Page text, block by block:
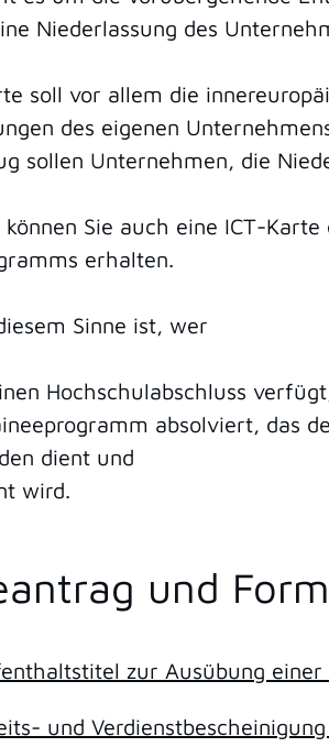
Niederlassung des
soll vor allem die
des eigenen
sollen Unternehmen, die
können Sie auch eine ICT-
erhalten.
Sinne ist, wer
Hochschulabschluss
absolviert, das
dient und
wird.
und
zur Ausübung
und